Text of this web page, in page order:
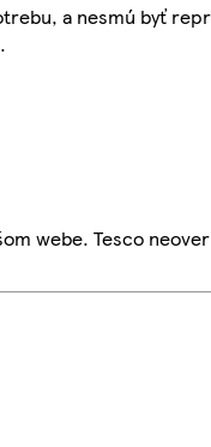
a nesmú byť
webe. Tesco